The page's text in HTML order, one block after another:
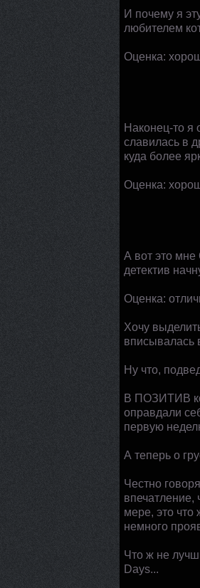
И почему я
любителем
Оценка:
Наконец-то я
славилась в
куда более
Оценка:
А вот это
детектив
Оценка:
Хочу
вписывалась
Ну что,
В ПОЗИТИВ
оправдали
первую
А теперь о
Честно
впечатление,
мере, это что
немного
Что ж не
Days...